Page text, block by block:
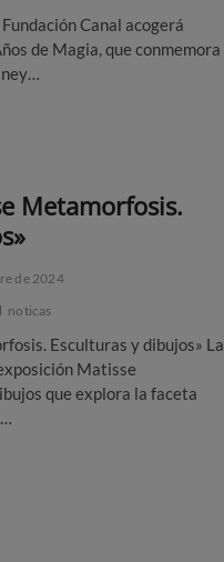
Canal acogerá
de Magia, que conmemora
Metamorfosis.
de 2024
noticas
Esculturas y dibujos» La
Matisse
que explora la faceta